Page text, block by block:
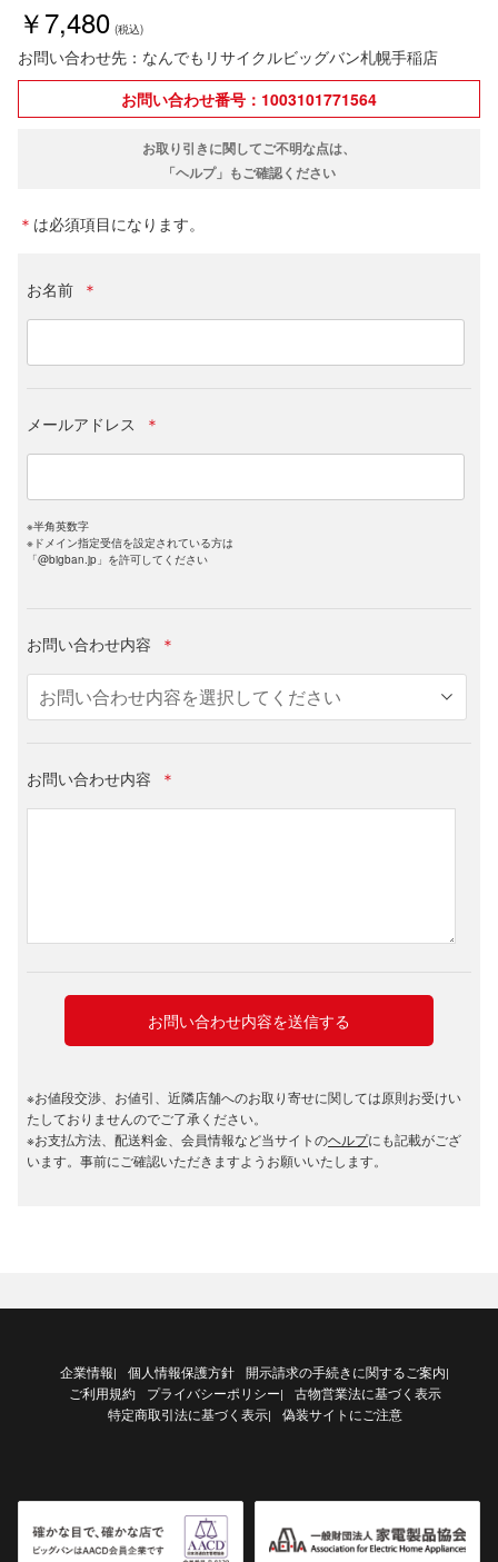
￥7,480
お問い合わせ先：なんでもリサイクルビッグバン札幌手稲店
お問い合わせ番号：1003101771564
お取り引きに関してご不明な点は、
「ヘルプ」もご確認ください
＊ は必須項目になります。
お名前 ＊
メールアドレス ＊
※半角英数字
※ドメイン指定受信を設定されている方は
「@bigban.jp」を許可してください
お問い合わせ内容 ＊
お問い合わせ内容 ＊
※お値段交渉、お値引、近隣店舗へのお取り寄せに関しては原則お受けい
たしておりませんのでご了承ください。
※お支払方法、配送料金、会員情報など当サイトのヘルプにも記載がござ
います。事前にご確認いただきますようお願いいたします。
企業情報| 個人情報保護方針 開示請求の手続きに関するご案内|
ご利用規約 プライバシーポリシー|
古物営業法に基づく表示
特定商取引法に基づく表示| 偽装サイトにご注意